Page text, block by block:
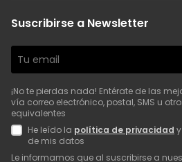
Suscribirse a Newsletter
¡No te pierdas nada! Entérate de las
vía correo electrónico, postal, SMS u
equivalentes
He leído la política de privacidad
de mis datos
Le informamos que al suscribirse a